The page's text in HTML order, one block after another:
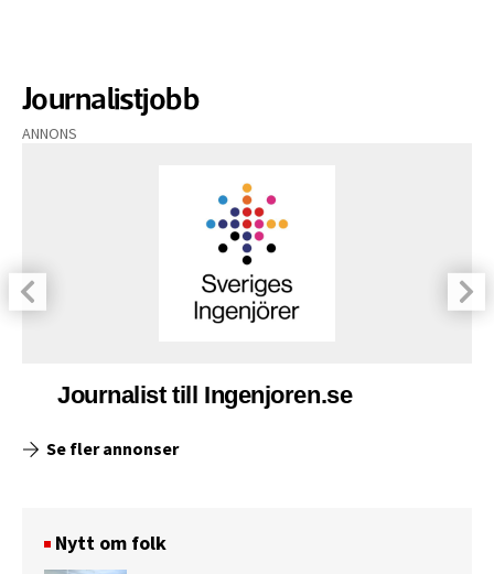
Journalistjobb
ANNONS
Journalist till Ingenjoren.se
Se fler annonser
Nytt om folk